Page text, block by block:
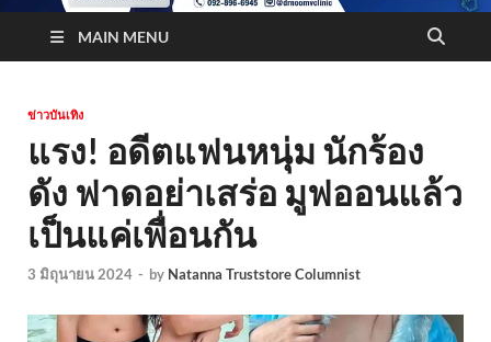
MAIN MENU
ข่าวบันเทิง
แรง! อดีตแฟนหนุ่ม นักร้อง
ดัง ฟาดอย่าเสร่อ มูฟออนแล้ว
เป็นแค่เพื่อนกัน
3 มิถุนายน 2024 - by Natanna Truststore Columnist